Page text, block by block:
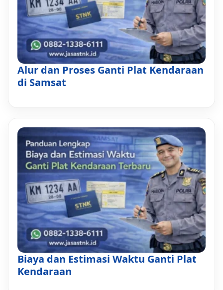
Alur dan Proses Ganti Plat Kendaraan
di Samsat
Biaya dan Estimasi Waktu Ganti Plat
Kendaraan